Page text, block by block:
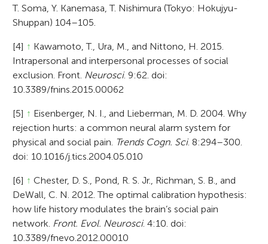
T. Soma, Y. Kanemasa, T. Nishimura (Tokyo: Hokujyu-
Shuppan) 104–105.
[4] ↑ Kawamoto, T., Ura, M., and Nittono, H. 2015.
Intrapersonal and interpersonal processes of social
exclusion. Front.Neurosci. 9:62. doi:
10.3389/fnins.2015.00062
[5] ↑ Eisenberger, N. I., and Lieberman, M. D. 2004. Why
rejection hurts: a common neural alarm system for
physical and social pain. Trends Cogn. Sci. 8:294–300.
doi: 10.1016/j.tics.2004.05.010
[6] ↑ Chester, D. S., Pond, R. S. Jr., Richman, S. B., and
DeWall, C. N. 2012. The optimal calibration hypothesis:
how life history modulates the brain’s social pain
network.Front. Evol. Neurosci. 4:10. doi:
10.3389/fnevo.2012.00010